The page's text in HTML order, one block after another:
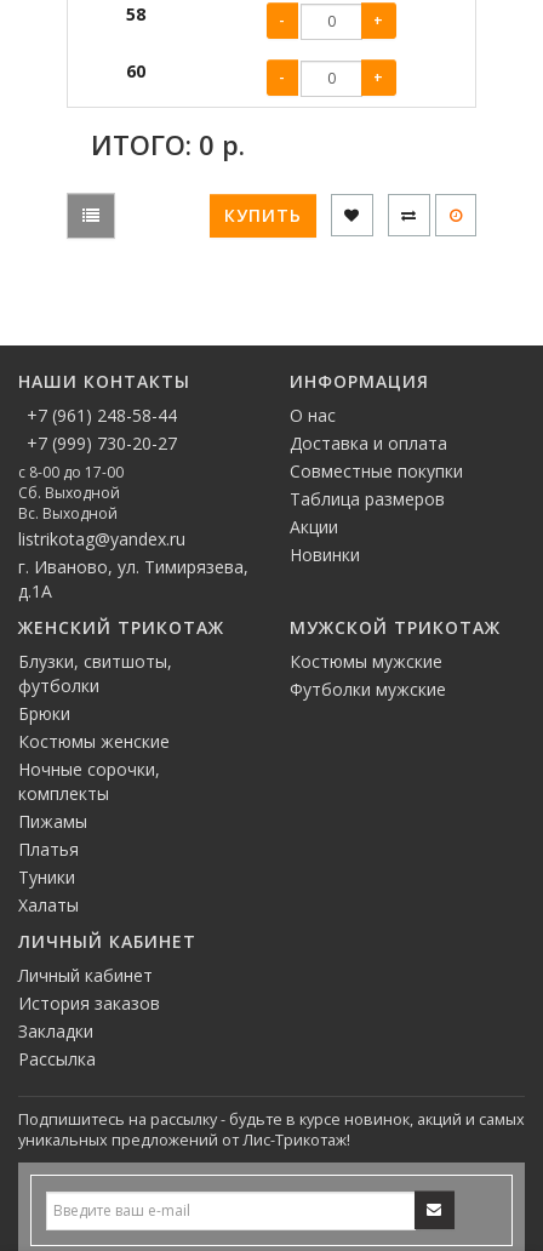
58 - +
60 - +
ИТОГО: 0 р.
КУПИТЬ
НАШИ КОНТАКТЫ
+7 (961) 248-58-44
+7 (999) 730-20-27
с 8-00 до 17-00
Сб. Выходной
Вс. Выходной
listrikotag@yandex.ru
г. Иваново, ул. Тимирязева,
д.1А
ИНФОРМАЦИЯ
О нас
Доставка и оплата
Совместные покупки
Таблица размеров
Акции
Новинки
ЖЕНСКИЙ ТРИКОТАЖ
Блузки, свитшоты,
футболки
Брюки
Костюмы женские
Ночные сорочки,
комплекты
Пижамы
Платья
Туники
Халаты
МУЖСКОЙ ТРИКОТАЖ
Костюмы мужские
Футболки мужские
ЛИЧНЫЙ КАБИНЕТ
Личный кабинет
История заказов
Закладки
Рассылка
Подпишитесь на рассылку - будьте в курсе новинок, акций и самых
уникальных предложений от Лис-Трикотаж!